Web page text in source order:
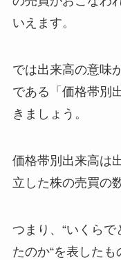
いえます。
では出来高の意味
である「価格帯別
きましょう。
価格帯別出来高は
立した株の売買の
つまり、“いくら
たのか“を表したも